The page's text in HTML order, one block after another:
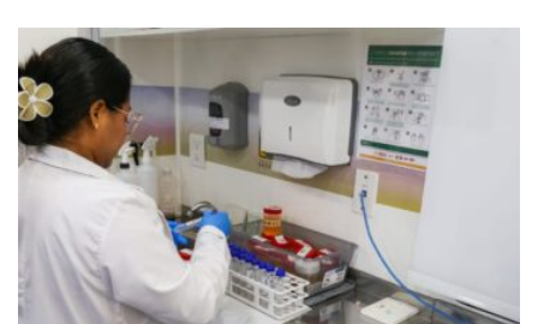
pic.twitter.com/Wgxx0D2iJR
— playaaldia (@playaaldia)August 24, 2023
De igual manerael Secretario municipal abordó el tema
de las aguas negras que rebosan en las calles
la temporada de lluvias,
indicando que se ha planteado
el tema a la empresa responsable, que en esta caso es
Aguakan,
y que ha señalado que estoresponde a la
sobre densificación en la colonia Colosio, sumado a la
infraestructura existente que ya es demasiado